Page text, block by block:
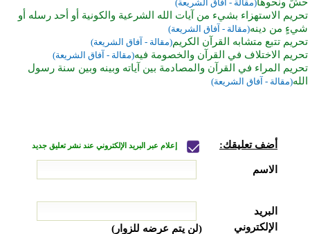
(مقالة - آفاق الشريعة)
تحريم الاستهزاء بشيء من آيات الله الشرعية والكونية أو أحد رسله أو
شيءٍ من دينه(مقالة - آفاق الشريعة)
تحريم تتبع متشابه القرآن الكريم(مقالة - آفاق الشريعة)
تحريم الاختلاف في القرآن والخصومة فيه(مقالة - آفاق الشريعة)
تحريم المراء في القرآن والمصادمة بين آياته وبينه وبين سنة رسول
الله(مقالة - آفاق الشريعة)
أضف تعليقك: إعلام عبر البريد الإلكتروني عند نشر تعليق جديد
الاسم
البريد
الإلكتروني
(لن يتم عرضه للزوار)